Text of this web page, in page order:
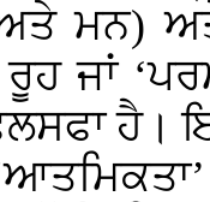
ਮਨ)
ਜਾਂ
ਹੈ।